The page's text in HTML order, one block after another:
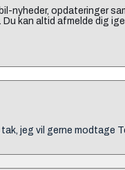
nyheder, opdateringer
kan altid afmelde dig
jeg vil gerne modtage